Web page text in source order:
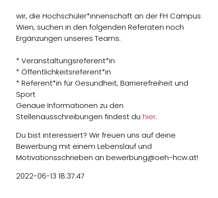
wir, die Hochschüler*innenschaft an der FH Campus
Wien, suchen in den folgenden Referaten noch
Ergänzungen unseres Teams:
* Veranstaltungsreferent*in
* Öffentlichkeitsreferent*in
* Referent*in für Gesundheit, Barrierefreiheit und
Sport
Genaue Informationen zu den
Stellenausschreibungen findest duhier.
Du bist interessiert? Wir freuen uns auf deine
Bewerbung mit einem Lebenslauf und
Motivationsschrieben an bewerbung@oeh-hcw.at!
2022-06-13 18:37:47